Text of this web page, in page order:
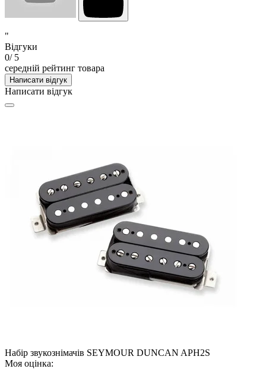
"
Відгуки
0/ 5
середній рейтинг товара
Написати відгук
Написати відгук
Набір звукознімачів SEYMOUR DUNCAN APH2S
Моя оцінка: